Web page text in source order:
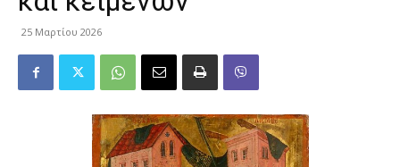
25 Μαρτίου 2026